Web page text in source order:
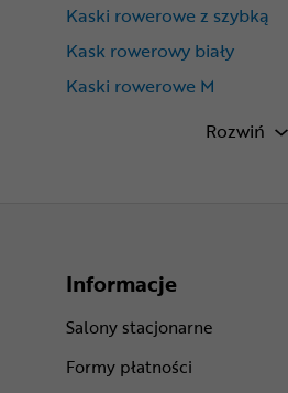
Kaski rowerowe z szybką
Kask rowerowy biały
Kaski rowerowe M
Kaski rowerowe aeroRozwiń
Informacje
Salony stacjonarne
Formy płatności